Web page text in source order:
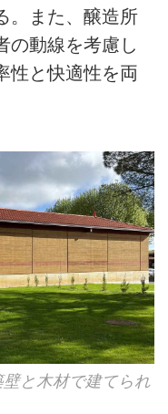
。また、醸造所
の動線を考慮し
性と快適性を両
と木材で建てられ